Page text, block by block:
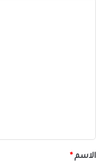
*الاسم*